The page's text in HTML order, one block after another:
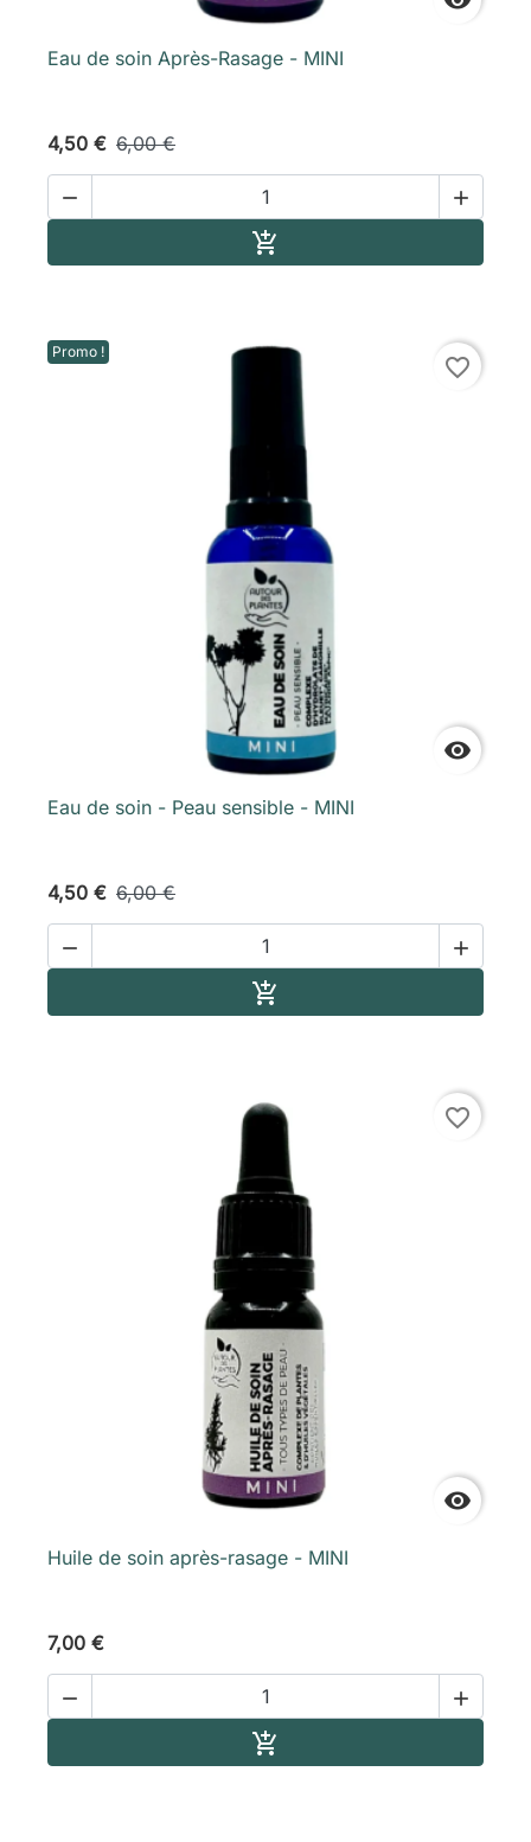
Eau de soin Après-Rasage - MINI
4,50 € 6,00 €
 

Promo !

favorite_border
Eau de soin - Peau sensible - MINI
4,50 € 6,00 €
 


favorite_border
Huile de soin après-rasage - MINI
7,00 €
 
